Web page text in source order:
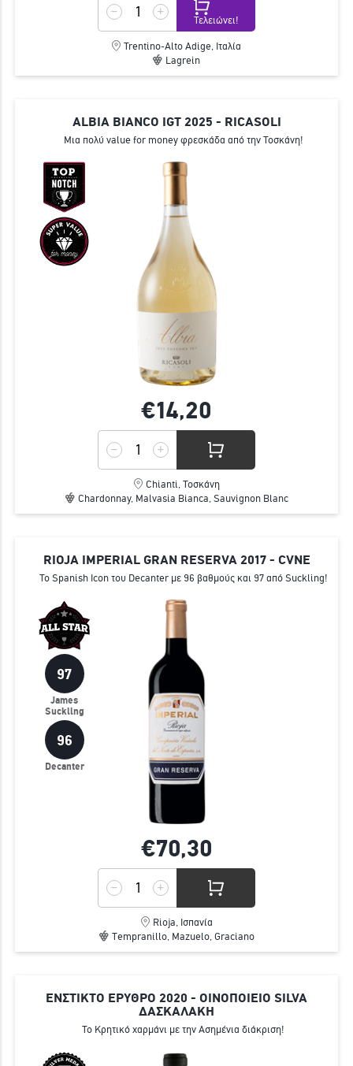
Τελειώνει!
Trentino-Alto Adige, Ιταλία
Lagrein
ALBIA BIANCO IGT 2025 - RICASOLI
Μια πολύ value for money φρεσκάδα από την Τοσκάνη!
€14,20
Chianti, Τοσκάνη
Chardonnay, Malvasia Bianca, Sauvignon Blanc
RIOJA IMPERIAL GRAN RESERVA 2017 - CVNE
Το Spanish Icon του Decanter με 96 βαθμούς και 97 από Suckling!
97
James
Suckling
96
Decanter
€70,30
Rioja, Ισπανία
Tempranillo, Mazuelo, Graciano
ΕΝΣΤΙΚΤΟ ΕΡΥΘΡΟ 2020 - ΟΙΝΟΠΟΙΕΙΟ SILVA
ΔΑΣΚΑΛΑΚΗ
Το Κρητικό χαρμάνι με την Ασημένια διάκριση!